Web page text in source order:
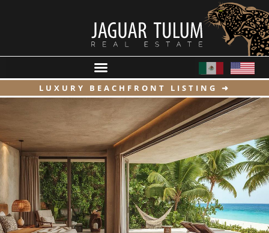
LUXURY BEACHFRONT LISTING ➜